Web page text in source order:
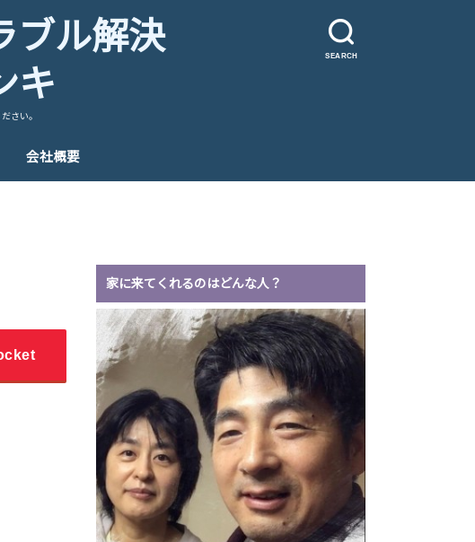
SEARCH
ブル解決
キ
さい。
会社概要
家に来てくれるのはどんな人？